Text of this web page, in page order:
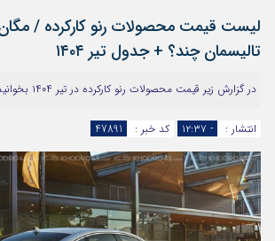
آپارات
لیست قیمت محصولات رنو کارکرده /
تالیسمان چند؟ + جدول تیر ۱۴۰۴
در گزارش زیر قیمت محصولات رنو کارکرده در تیر ۱۴۰۴ بخوانید.
انتشار : - ۱۲:۳۷ کد خبر : 47891